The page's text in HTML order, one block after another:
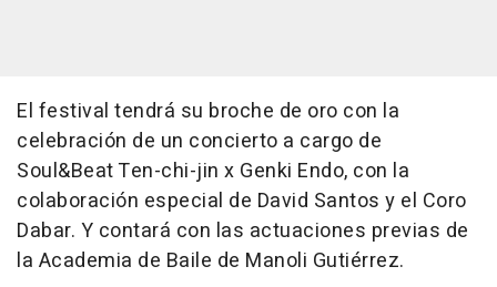
El festival tendrá su broche de oro con la
celebración de un concierto a cargo de
Soul&Beat Ten-chi-jin x Genki Endo, con la
colaboración especial de David Santos y el Coro
Dabar. Y contará con las actuaciones previas de
la Academia de Baile de Manoli Gutiérrez.